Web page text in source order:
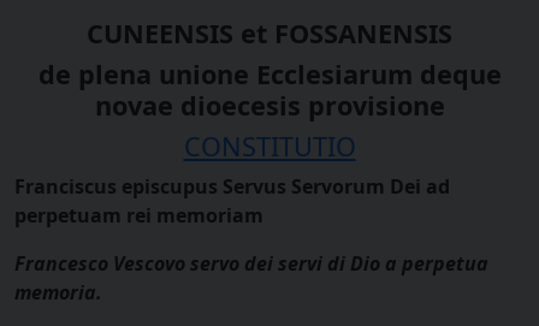
CUNEENSIS et FOSSANENSIS
de plena unione Ecclesiarum deque
novae dioecesis provisione
CONSTITUTIO
Franciscus episcupus Servus Servorum Dei ad
perpetuam rei memoriam
Francesco Vescovo servo dei servi di Dio a perpetua
memoria.